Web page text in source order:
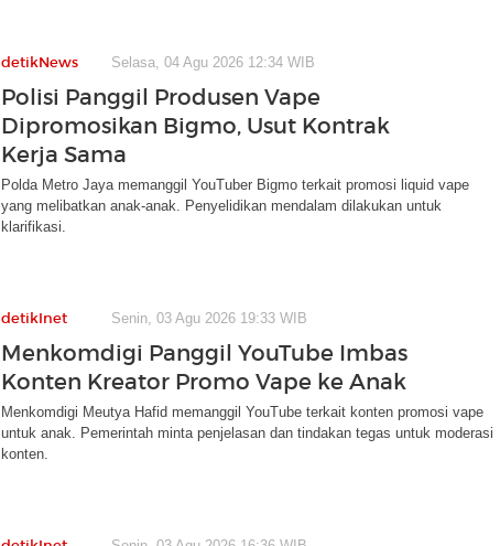
detikNews Selasa, 04 Agu 2026 12:34 WIB
Polisi Panggil Produsen Vape
Dipromosikan Bigmo, Usut Kontrak
Kerja Sama
Polda Metro Jaya memanggil YouTuber Bigmo terkait promosi liquid vape
yang melibatkan anak-anak. Penyelidikan mendalam dilakukan untuk
klarifikasi.
detikInet Senin, 03 Agu 2026 19:33 WIB
Menkomdigi Panggil YouTube Imbas
Konten Kreator Promo Vape ke Anak
Menkomdigi Meutya Hafid memanggil YouTube terkait konten promosi vape
untuk anak. Pemerintah minta penjelasan dan tindakan tegas untuk moderasi
konten.